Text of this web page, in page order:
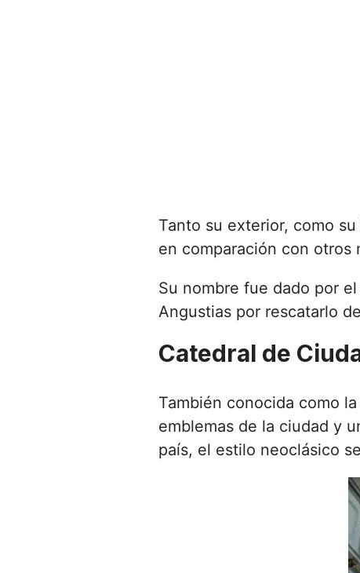
Tanto su exterior, como
en comparación con otros
Su nombre fue dado por
Angustias por rescatarlo
Catedral de
También conocida como
emblemas de la ciudad y
país, el estilo neoclásico